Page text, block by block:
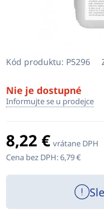
Kód produktu: P5296
Nie je dostupné
Informujte se u prodejce
8,22 € vrátane DPH
Cena bez DPH:6,79 €